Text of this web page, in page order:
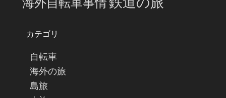
海外自転車事情
カテゴリ
自転車
海外の旅
島旅